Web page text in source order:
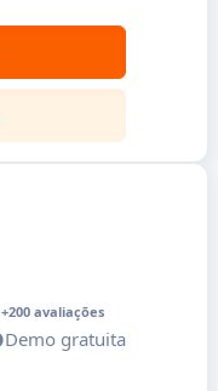
+200 avaliações
Demo gratuita